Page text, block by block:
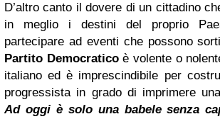
D’altro canto il dovere di un cittadino
in meglio i destini del proprio
partecipare ad eventi che possono
Partito Democraticoè volente o
italiano ed è imprescindibile per
progressista in grado di imprimere
Ad oggi è solo una babele senza